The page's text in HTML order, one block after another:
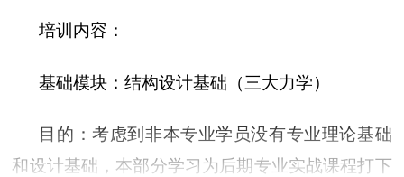
培训内容：
基础模块：结构设计基础（三大力学）
目的：考虑到非本专业学员没有专业理论基础
和设计基础，本部分学习为后期专业实战课程打下